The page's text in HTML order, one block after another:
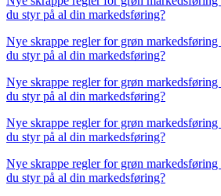
du styr på al din markedsføring?
Nye skrappe regler for grøn
du styr på al din markedsføring?
Nye skrappe regler for grøn
du styr på al din markedsføring?
Nye skrappe regler for grøn
du styr på al din markedsføring?
Nye skrappe regler for grøn
du styr på al din markedsføring?